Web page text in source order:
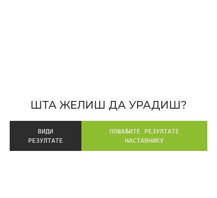
ШТА ЖЕЛИШ ДА УРАДИШ?
ВИДИ
РЕЗУЛТАТЕ